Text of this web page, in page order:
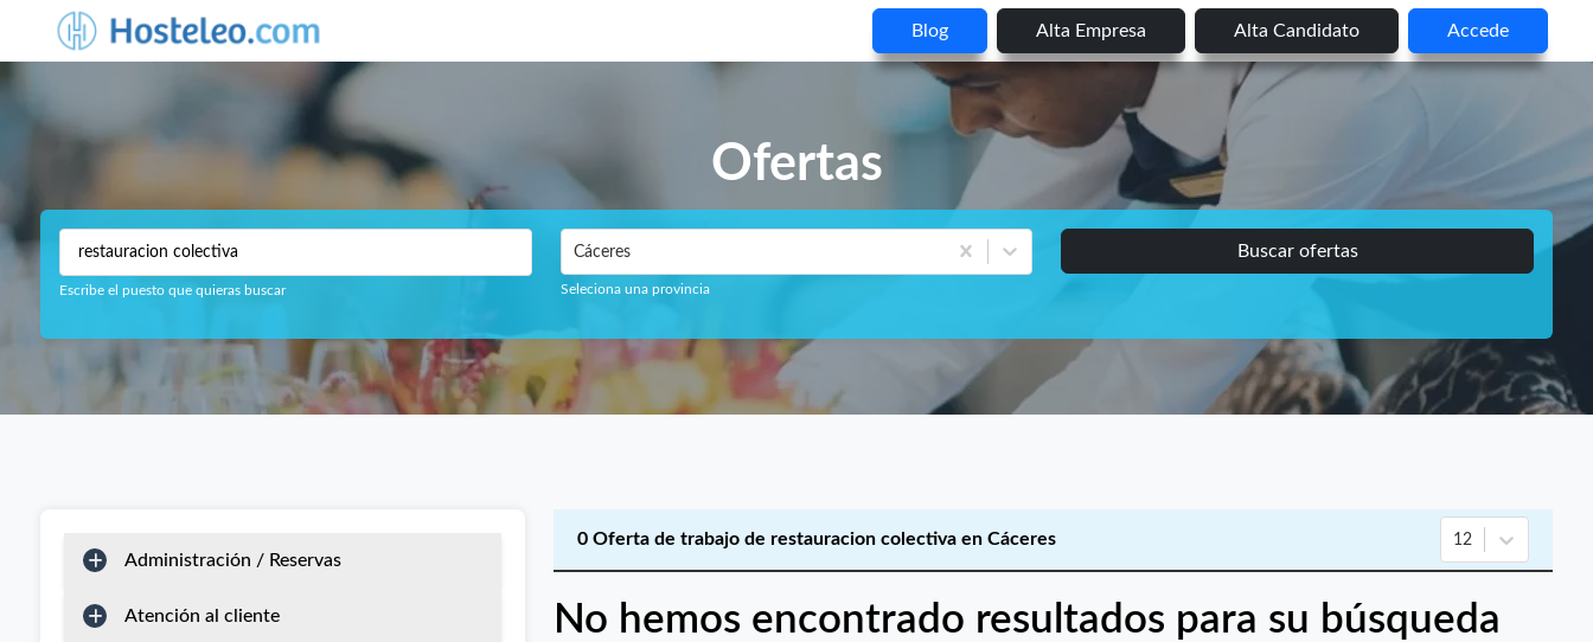
Blog Alta Empresa Alta Candidato Accede
Ofertas
Escribe el puesto que quieras buscar
Cáceres
Seleciona una provincia
Buscar ofertas
Administración / Reservas
Atención al cliente
0 Oferta de trabajo de restauracion colectiva en Cáceres 12
No hemos encontrado resultados para su búsqueda